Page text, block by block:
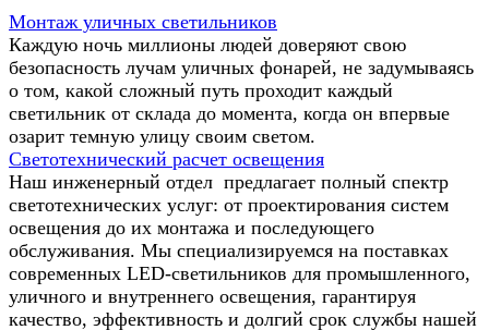
Монтаж уличных светильников
Каждую ночь миллионы людей доверяют свою
безопасность лучам уличных фонарей, не задумываясь
о том, какой сложный путь проходит каждый
светильник от склада до момента, когда он впервые
озарит темную улицу своим светом.
Светотехнический расчет освещения
Наш инженерный отдел предлагает полный спектр
светотехнических услуг: от проектирования систем
освещения до их монтажа и последующего
обслуживания. Мы специализируемся на поставках
современных LED-светильников для промышленного,
уличного и внутреннего освещения, гарантируя
качество, эффективность и долгий срок службы нашей